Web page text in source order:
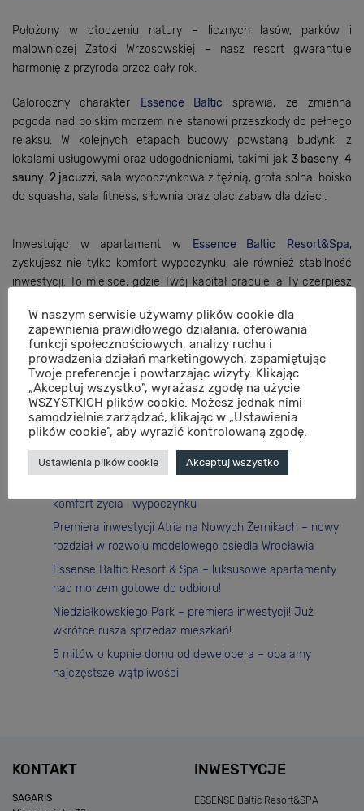
Położony w otoczeniu natury – licznych lasów, parków i
malowniczej Zatoki Wrzosowskiej – nasz resort gwarantuje
harmonię z przyroda przez cały rok.
Całoroczny charakter Essence Baltic sprawia, że zmienna
pogoda nad polskim morzem nie stanowi przeszkody do pełnego
relaksu. W kolejnych etapach budowy powstaną budynki z
lokalami usługowymi oraz udogodnieniami, takimi jak 3 baseny, 4
sauny, 2 jacuzzi, sala wypoczynkowa z tężnią, grota solna, boisko
do squasha, sala fitness, siłownia oraz plac zabaw dla dzieci.
Inwestując w apartament w Essence Baltic Resort&Spa,
zyskujesz nie tylko komfort wypoczynku, ale również stabilność
inwestycji. To miejsce, gdzie Twój kapitał pracuje, a Ty czerpiesz
Udostępnij na:
Szukaj…
Ostatnie wpisy
komfort życia i wypoczynku
Premiera inwestycji Atria na Nowych Żernikach – nowy
rozdział w rozwoju modelowego osiedla Wrocławia
Essense Baltic Resort & Spa – luksusowe apartamenty
nad morzem gotowe do odbioru!
Niedziałkowskiego Park – premiera inwestycji! Już
wkrótce rusza sprzedaż mieszkań!
5 mitów o kupnie domu od dewelopera – obalamy
najczęstsze wątpliwości
KONTAKT
SAGARIS
INWESTYCJE
ESSENSE Baltic Resort&SPA
W naszym serwisie używamy plików cookie dla
zapewnienia prawidłowego działania, oferowania
funkcji społecznościowych, analizy ruchu i
prowadzenia działań marketingowych, zapamiętując
Twoje preferencje i powtarzając wizyty. Klikając
„Akceptuj wszystko”, wyrażasz zgodę na użycie
WSZYSTKICH plików cookie. Możesz jednak nimi
samodzielnie zarządzać, klikając w „Ustawienia
plików cookie”, aby wyrazić kontrolowaną zgodę.
Ustawienia plików cookie Akceptuj wszystko